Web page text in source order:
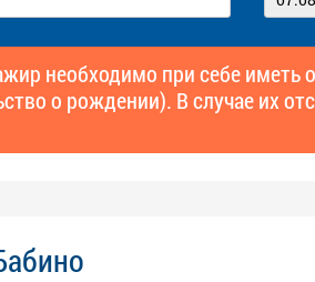
необходимо при себе
о рождении). В случае их